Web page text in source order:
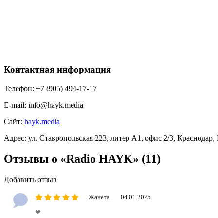
Контактная информация
Телефон: +7 (905) 494-17-17
E-mail: info@hayk.media
Сайт: hayk.media
Адрес: ул. Ставропольская 223, литер А1, офис 2/3, Краснодар,
Отзывы о «Radio HAYK» (11)
Добавить отзыв
Жанета 04.01.2025
❤